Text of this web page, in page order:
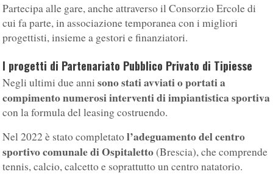
Partecipa alle gare, anche attraverso il Consorzio Ercole di
cui fa parte, in associazione temporanea con i migliori
progettisti, insieme a gestori e finanziatori.
I progetti di Partenariato Pubblico Privato di Tipiesse
Negli ultimi due annisono stati avviati o portati a
compimento numerosi interventi di impiantistica sportiva
con la formula del leasing costruendo.
Nel 2022 è stato completatol’adeguamento del centro
sportivo comunale di Ospitaletto(Brescia), che comprende
tennis, calcio, calcetto e soprattutto un centro natatorio.